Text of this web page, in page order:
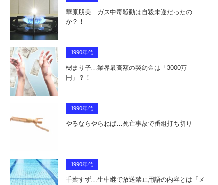
華原朋美…ガス中毒騒動は自殺未遂だったの
か？！
1990年代
樹まり子…業界最高額の契約金は「3000万
円」？！
1990年代
やるならやらねば…死亡事故で番組打ち切り
1990年代
千葉すず…生中継で放送禁止用語の内容とは「メ